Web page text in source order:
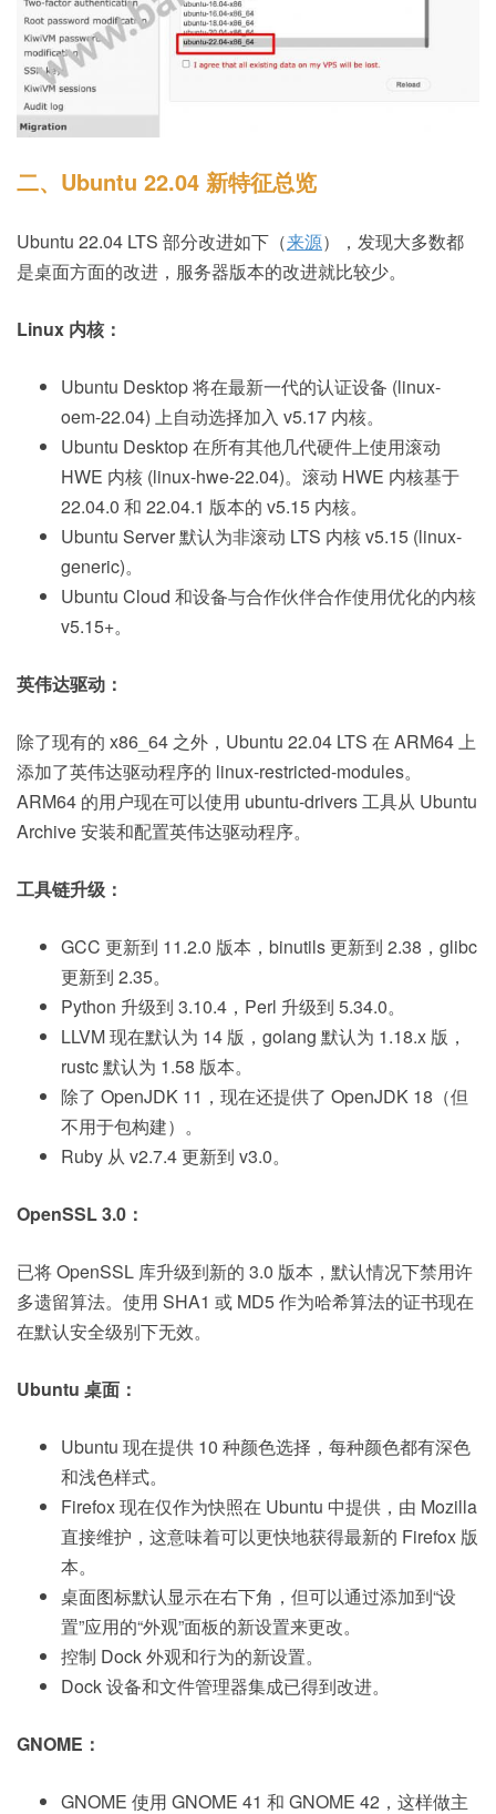
二、Ubuntu 22.04 新特征总览
Ubuntu 22.04 LTS 部分改进如下（来源），发现大多数都
是桌面方面的改进，服务器版本的改进就比较少。
Linux 内核：
Ubuntu Desktop 将在最新一代的认证设备 (linux-
oem-22.04) 上自动选择加入 v5.17 内核。
Ubuntu Desktop 在所有其他几代硬件上使用滚动
HWE 内核 (linux-hwe-22.04)。滚动 HWE 内核基于
22.04.0 和 22.04.1 版本的 v5.15 内核。
Ubuntu Server 默认为非滚动 LTS 内核 v5.15 (linux-
generic)。
Ubuntu Cloud 和设备与合作伙伴合作使用优化的内核
v5.15+。
英伟达驱动：
除了现有的 x86_64 之外，Ubuntu 22.04 LTS 在 ARM64 上
添加了英伟达驱动程序的 linux-restricted-modules。
ARM64 的用户现在可以使用 ubuntu-drivers 工具从 Ubuntu
Archive 安装和配置英伟达驱动程序。
工具链升级：
GCC 更新到 11.2.0 版本，binutils 更新到 2.38，glibc
更新到 2.35。
Python 升级到 3.10.4，Perl 升级到 5.34.0。
LLVM 现在默认为 14 版，golang 默认为 1.18.x 版，
rustc 默认为 1.58 版本。
除了 OpenJDK 11，现在还提供了 OpenJDK 18（但
不用于包构建）。
Ruby 从 v2.7.4 更新到 v3.0。
OpenSSL 3.0：
已将 OpenSSL 库升级到新的 3.0 版本，默认情况下禁用许
多遗留算法。使用 SHA1 或 MD5 作为哈希算法的证书现在
在默认安全级别下无效。
Ubuntu 桌面：
Ubuntu 现在提供 10 种颜色选择，每种颜色都有深色
和浅色样式。
Firefox 现在仅作为快照在 Ubuntu 中提供，由 Mozilla
直接维护，这意味着可以更快地获得最新的 Firefox 版
本。
桌面图标默认显示在右下角，但可以通过添加到“设
置”应用的“外观”面板的新设置来更改。
控制 Dock 外观和行为的新设置。
Dock 设备和文件管理器集成已得到改进。
GNOME：
GNOME 使用 GNOME 41 和 GNOME 42，这样做主